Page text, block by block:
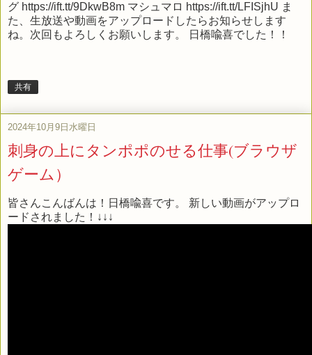
グ https://ift.tt/9DkwB8m マシュマロ https://ift.tt/LFISjhU ま
た、生放送や動画をアップロードしたらお知らせします
ね。次回もよろしくお願いします。 日橋喩喜でした！！
共有
2024年10月9日水曜日
刺身の上にタンポポのせる仕事(ブラウザ
ゲーム）
皆さんこんばんは！日橋喩喜です。 新しい動画がアップロ
ードされました！↓↓↓